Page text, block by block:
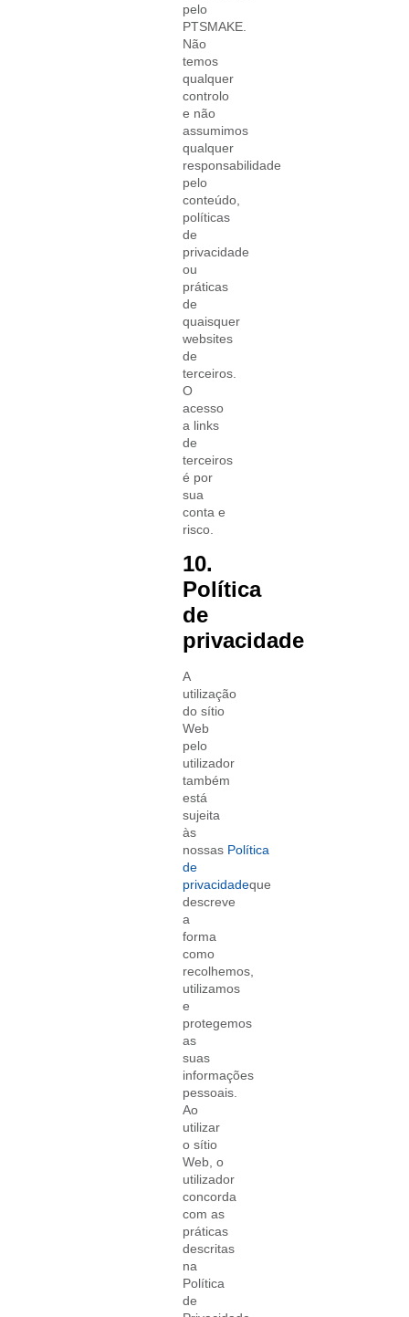
pelo
PTSMAKE.
Não
temos
qualquer
controlo
e não
assumimos
qualquer
responsabilidade
pelo
conteúdo,
políticas
de
privacidade
ou
práticas
de
quaisquer
websites
de
terceiros.
O
acesso
a links
de
terceiros
é por
sua
conta e
risco.
10.
Política
de
privacidade
A
utilização
do sítio
Web
pelo
utilizador
também
está
sujeita
às
nossas Política
de
privacidadeque
descreve
a
forma
como
recolhemos,
utilizamos
e
protegemos
as
suas
informações
pessoais.
Ao
utilizar
o sítio
Web, o
utilizador
concorda
com as
práticas
descritas
na
Política
de